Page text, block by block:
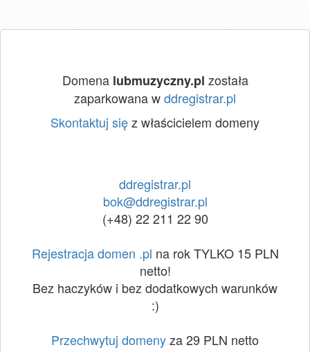
Domena lubmuzyczny.pl została
zaparkowana wddregistrar.pl
Skontaktuj sięz właścicielem domeny
ddregistrar.pl
bok@ddregistrar.pl
(+48) 22 211 22 90
Rejestracja domen .pl na rok TYLKO 15 PLN
netto!
Bez haczyków i bez dodatkowych warunków
:)
Przechwytuj domenyza 29 PLN netto